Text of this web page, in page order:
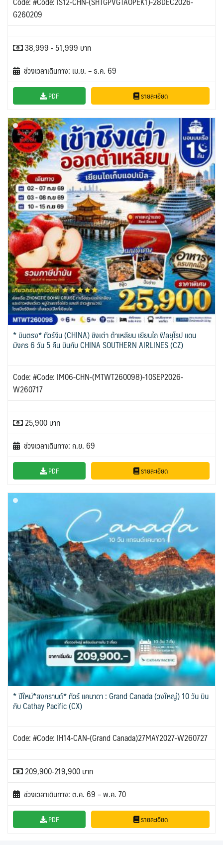
G260209
38,999 - 51,999 บาท
ช่วงเวลาเดินทาง: เม.ย. – ธ.ค. 69
PDF รายละเอียด
* บินตรง* ทัวร์จีน (CHINA) ชิงเต่า ต้าเหลียน เยียนไถ ฟิลยุโรป แดน
มังกร 6 วัน 5 คืน บินกับ CHINA SOUTHERN AIRLINES (CZ)
Code: #Code: IM06-CHN-(MTWT260098)-10SEP2026-
W260717
25,900 บาท
ช่วงเวลาเดินทาง: ก.ย. 69
PDF รายละเอียด
* ปีใหม่*สงกรานต์* ทัวร์ แคนาดา : Grand Canada (วงใหญ่) 10 วัน บิน
กับ Cathay Pacific (CX)
Code: #Code: IH14-CAN-(Grand Canada)27MAY2027-W260727
209,900-219,900 บาท
ช่วงเวลาเดินทาง: ต.ค. 69 – พ.ค. 70
PDF รายละเอียด